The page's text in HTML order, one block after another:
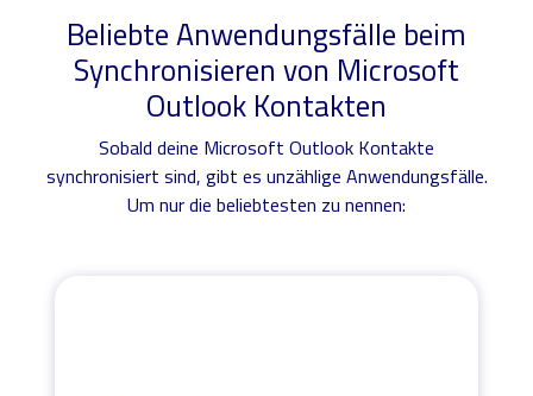
Beliebte Anwendungsfälle beim
Synchronisieren von Microsoft
Outlook Kontakten
Sobald deine Microsoft Outlook Kontakte
synchronisiert sind, gibt es unzählige Anwendungsfälle.
Um nur die beliebtesten zu nennen: